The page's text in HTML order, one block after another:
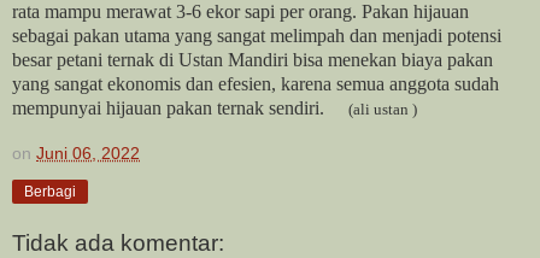
rata mampu merawat 3-6 ekor sapi per orang. Pakan hijauan
sebagai pakan utama yang sangat melimpah dan menjadi potensi
besar petani ternak di Ustan Mandiri bisa menekan biaya pakan
yang sangat ekonomis dan efesien, karena semua anggota sudah
mempunyai hijauan pakan ternak sendiri.
(ali ustan )
on Juni 06, 2022
Berbagi
Tidak ada komentar: